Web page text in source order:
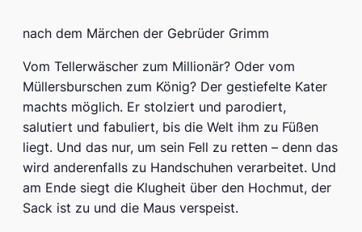
nach dem Märchen der Gebrüder Grimm
Vom Tellerwäscher zum Millionär? Oder vom
Müllersburschen zum König? Der gestiefelte Kater
machts möglich. Er stolziert und parodiert,
salutiert und fabuliert, bis die Welt ihm zu Füßen
liegt. Und das nur, um sein Fell zu retten – denn das
wird anderenfalls zu Handschuhen verarbeitet. Und
am Ende siegt die Klugheit über den Hochmut, der
Sack ist zu und die Maus verspeist.